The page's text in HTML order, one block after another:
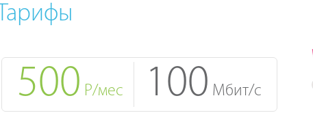
Тарифы
500 Р/мес 100 Мбит/с